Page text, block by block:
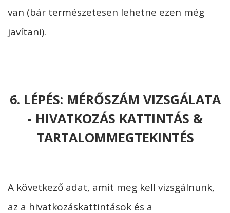
van (bár természetesen lehetne ezen még
javítani).
6. LÉPÉS: MÉRŐSZÁM VIZSGÁLATA
- HIVATKOZÁS KATTINTÁS &
TARTALOMMEGTEKINTÉS
A következő adat, amit meg kell vizsgálnunk,
az a hivatkozáskattintások és a